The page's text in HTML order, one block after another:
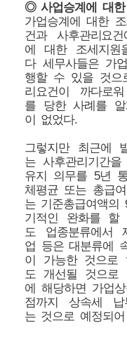
◎ 사업승계에 대
가업승계에 대한
건과 사후관리요
에 대한 조세지원
다 세무사들은 가
행할 수 있을 것으
리요건이 까다로
를 당한 사례를
이 없었다.
그렇지만 최근에
는 사후관리기간
유지 의무를 5년
체평균 또는 총급
는 기준총급여액의
기적인 완화를 할
도 업종분류에서
업 등은 대분류에
이 가능한 것으로
도 개선될 것으로
에 해당하면 가업상
점까지 상속세
는 것으로 예정되